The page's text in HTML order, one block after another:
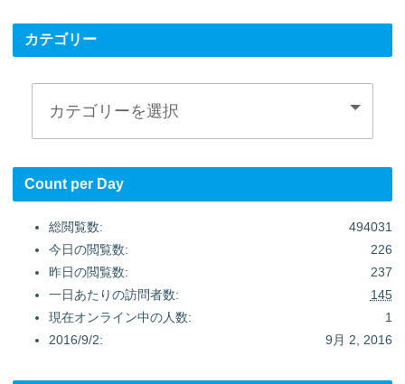
カテゴリー
Count per Day
494031
総閲覧数:
226
今日の閲覧数:
237
昨日の閲覧数:
145
一日あたりの訪問者数:
1
現在オンライン中の人数:
9月 2, 2016
2016/9/2: